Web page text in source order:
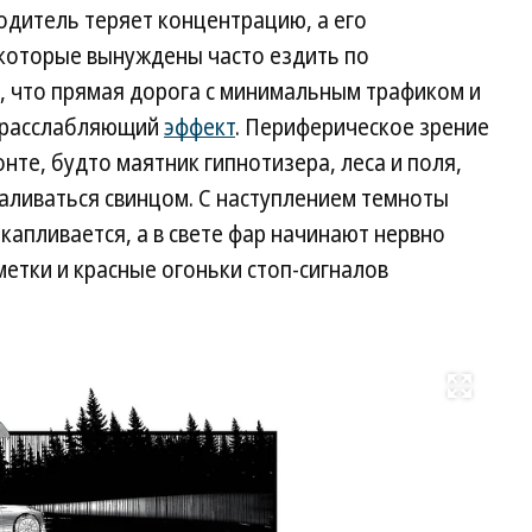
теряет концентрацию, а его
вынуждены часто ездить по
прямая дорога с минимальным трафиком и
эффект. Периферическое зрение
будто маятник гипнотизера, леса и поля,
свинцом. С наступлением темноты
а в свете фар начинают нервно
и красные огоньки стоп-сигналов
Развернуть на весь экран